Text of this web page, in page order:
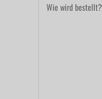
Wie wird bestellt?